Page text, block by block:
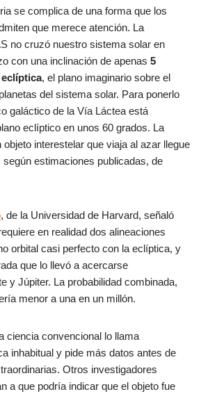
se complica de una forma que los
que merece atención. La
no cruzó nuestro sistema solar en
con una inclinación de apenas 5
, el plano imaginario sobre el
del sistema solar. Para ponerlo
galáctico de la Vía Láctea está
eclíptico en unos 60 grados. La
objeto interestelar que viaja al azar llegue
estimaciones publicadas, de
, de la Universidad de Harvard, señaló
en realidad dos alineaciones
orbital casi perfecto con la eclíptica, y
que lo llevó a acercarse
y Júpiter. La probabilidad combinada,
menor a una en un millón.
ciencia convencional lo llama
inhabitual y pide más datos antes de
Otros investigadores
a que podría indicar que el objeto fue